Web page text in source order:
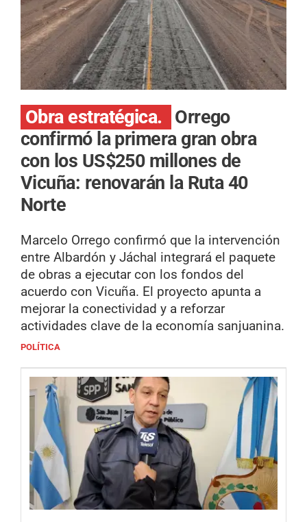
Obra estratégica.
Orrego
confirmó la primera gran obra
con los US$250 millones de
Vicuña: renovarán la Ruta 40
Norte
Marcelo Orrego confirmó que la intervención
entre Albardón y Jáchal integrará el paquete
de obras a ejecutar con los fondos del
acuerdo con Vicuña. El proyecto apunta a
mejorar la conectividad y a reforzar
actividades clave de la economía sanjuanina.
POLÍTICA